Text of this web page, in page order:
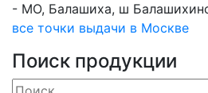
- МО, Балашиха, ш
все точки выдачи в Москве
Поиск продукции